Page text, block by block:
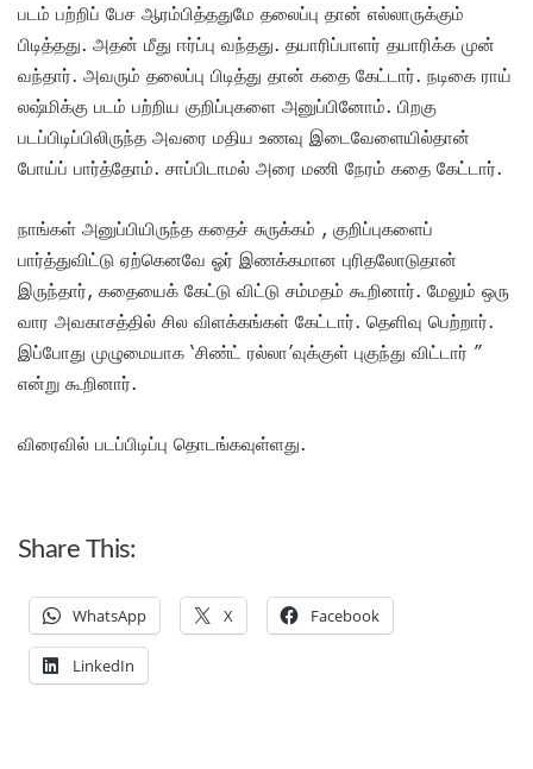
படம் பற்றிப் பேச ஆரம்பித்ததுமே தலைப்பு தான் எல்லாருக்கும்
பிடித்தது. அதன் மீது ஈர்ப்பு வந்தது. தயாரிப்பாளர் தயாரிக்க முன்
வந்தார். அவரும் தலைப்பு பிடித்து தான் கதை கேட்டார். நடிகை ராய்
லஷ்மிக்கு படம் பற்றிய குறிப்புகளை அனுப்பினோம். பிறகு
படப்பிடிப்பிலிருந்த அவரை மதிய உணவு இடைவேளையில்தான்
போய்ப் பார்த்தோம். சாப்பிடாமல் அரை மணி நேரம் கதை கேட்டார்.
நாங்கள் அனுப்பியிருந்த கதைச் சுருக்கம் , குறிப்புகளைப்
பார்த்துவிட்டு ஏற்கெனவே ஓர் இணக்கமான புரிதலோடுதான்
இருந்தார், கதையைக் கேட்டு விட்டு சம்மதம் கூறினார். மேலும் ஒரு
வார அவகாசத்தில் சில விளக்கங்கள் கேட்டார். தெளிவு பெற்றார்.
இப்போது முழுமையாக ‘சிண்ட் ரல்லா’வுக்குள் புகுந்து விட்டார் ”
என்று கூறினார்.
விரைவில் படப்பிடிப்பு தொடங்கவுள்ளது.
Share This:
WhatsApp X Facebook
LinkedIn